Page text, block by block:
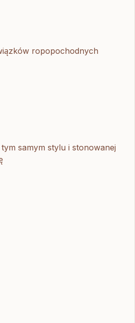
ropopochodnych
samym stylu i stonowanej